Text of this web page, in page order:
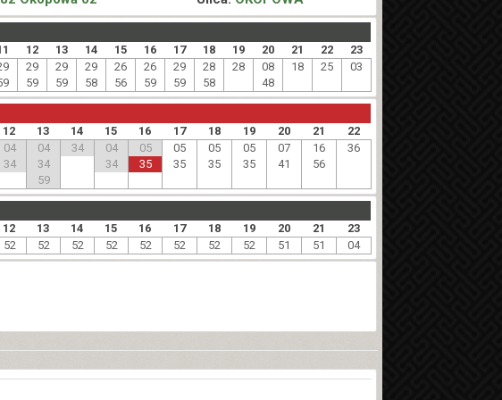
12 13 14 15 16 17 18 19 20 21 22 23
29
59
29
59
29
58
26
56
26
59
29
59
28
58
28
08
48
18 25 03
12 13 14 15 16 17 18 19 20 21 22
04
34
04
34
59
34
04
34
05
35
05
35
05
35
05
35
07
41
16
56
36
12 13 14 15 16 17 18 19 20 21 23
52 52 52 52 52 52 52 52 51 51 04